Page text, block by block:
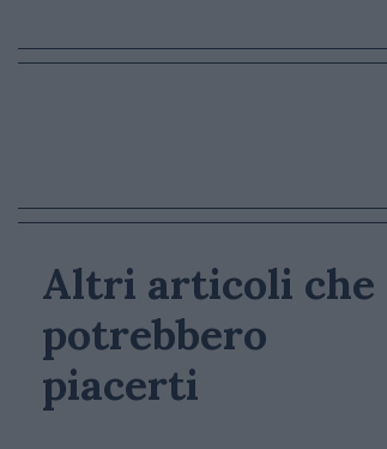
Altri articoli che
potrebbero
piacerti